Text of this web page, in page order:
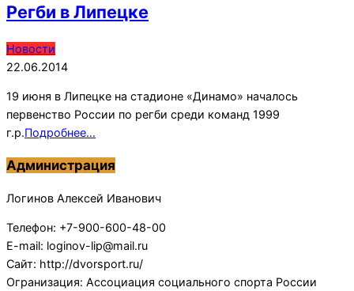
Регби в Липецке
2014-
06-
Новости
22.06.2014
19 июня в Липецке на стадионе «Динамо» началось
первенство России по регби среди команд 1999
г.р.Подробнее…
Администрация
Логинов Алексей Иванович
Телефон: +7-900-600-48-00
E-mail: loginov-lip@mail.ru
Сайт: http://dvorsport.ru/
Огранизация: Ассоциация социального спорта России